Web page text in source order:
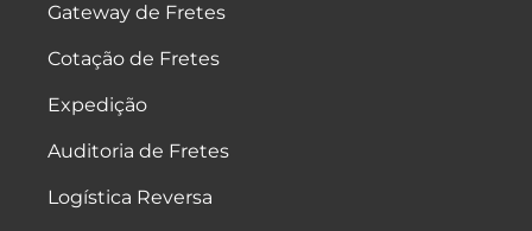
Gateway de Fretes
Cotação de Fretes
Expedição
Auditoria de Fretes
Logística Reversa